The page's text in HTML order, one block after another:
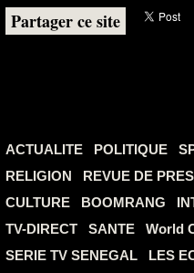
Partager ce site
ACTUALITE POLITIQUE
RELIGION
REVUE DE
CULTURE
BOOMRANG
TV-DIRECT
SANTE
World
SERIE TV SENEGAL
LES